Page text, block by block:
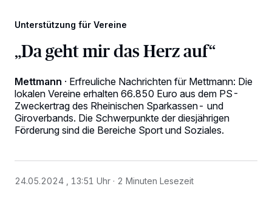
Unterstützung für Vereine
„Da geht mir das Herz auf“
Mettmann · Erfreuliche Nachrichten für Mettmann: Die
lokalen Vereine erhalten 66.850 Euro aus dem PS-
Zweckertrag des Rheinischen Sparkassen- und
Giroverbands. Die Schwerpunkte der diesjährigen
Förderung sind die Bereiche Sport und Soziales.
24.05.2024 , 13:51 Uhr 2 Minuten Lesezeit
Wir und unsere218-Partner speichern und greifen auf
personenbezogene Daten wie Browserdaten oder eindeutige
Kennungen auf Ihrem Gerät zu. Durch Auswahl von OK aktivieren Sie
Anzeigen möglicherweise nicht mehr so relevant für Sie. Sie können
dieses Menü jederzeit wieder aufrufen, um Ihre Einstellungen zu